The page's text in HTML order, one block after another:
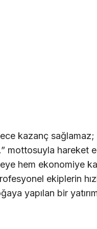
kazanç sağlamaz;
mottosuyla hareket
hem ekonomiye
ekiplerin
yapılan bir